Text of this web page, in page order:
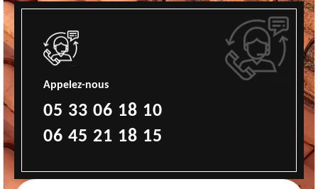
Appelez-nous
05 33 06 18 10
06 45 21 18 15